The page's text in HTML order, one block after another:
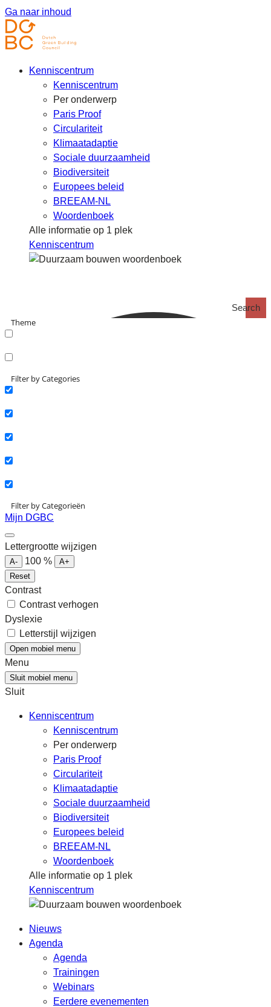
Ga naar inhoud
Kenniscentrum
Kenniscentrum
Per onderwerp
Paris Proof
Circulariteit
Klimaatadaptie
Sociale duurzaamheid
Biodiversiteit
Europees beleid
BREEAM-NL
Woordenboek
Alle informatie op 1 plek
Kenniscentrum
Search
Theme
Filter by Categories
Filter by Categorieën
Mijn DGBC
Lettergrootte wijzigen
A- 100 %
A+
Reset
Contrast
Contrast verhogen
Dyslexie
Letterstijl wijzigen
Open mobiel menu
Menu
Sluit mobiel menu
Sluit
Kenniscentrum
Kenniscentrum
Per onderwerp
Paris Proof
Circulariteit
Klimaatadaptie
Sociale duurzaamheid
Biodiversiteit
Europees beleid
BREEAM-NL
Woordenboek
Alle informatie op 1 plek
Kenniscentrum
Nieuws
Agenda
Agenda
Trainingen
Webinars
Eerdere evenementen